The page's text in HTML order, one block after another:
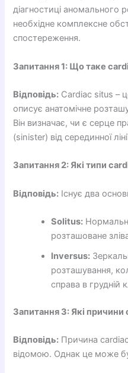
діагностиці аномального
необхідне комплексне
спостереження.
Запитання 1: Що таке
Відповідь: Cardiac situs –
описує анатомічне
Він визначає, чи є серце
(sinister) від серединної
Запитання 2: Які типи
Відповідь: Існує два
Solitus:
розташоване
Inversus:
розташування,
справа в грудній
Запитання 3: Які
Відповідь: Причина
відомою. Однак це може